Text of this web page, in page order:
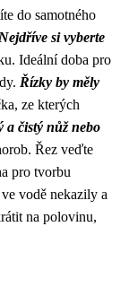
do samotného
Nejdříve si vyberte
Ideální doba pro
Řízky by měly
ze kterých
a čistý nůž nebo
Řez veďte
pro tvorbu
vodě nekazily a
na polovinu,